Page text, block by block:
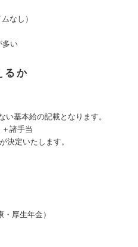
なし）
多い
るか
基本給の記載となります。
諸手当
決定いたします。
厚生年金）